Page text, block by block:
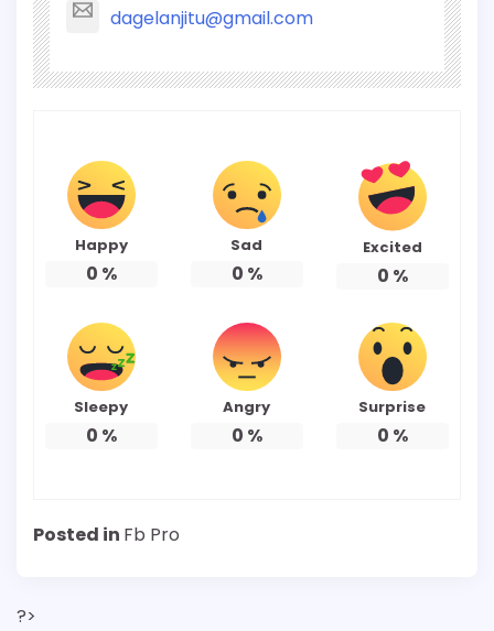
dagelanjitu@gmail.com
Happy
0 %
Sad
0 %
Excited
0 %
Sleepy
0 %
Angry
0 %
Surprise
0 %
Posted in Fb Pro
?>